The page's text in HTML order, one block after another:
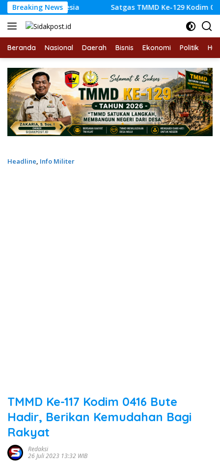
Langsung
ke
konten
Breaking News
Indonesia Satgas TMMD Ke-129 Kodim 0416/Bute
Beranda Nasional Daerah Bisnis Ekonomi Politik
Headline, Info Militer
TMMD Ke-117 Kodim 0416 Bute
Hadir, Berikan Kemudahan Bagi
Rakyat
Redaksi
26 Juli 2023 13:32 WIB